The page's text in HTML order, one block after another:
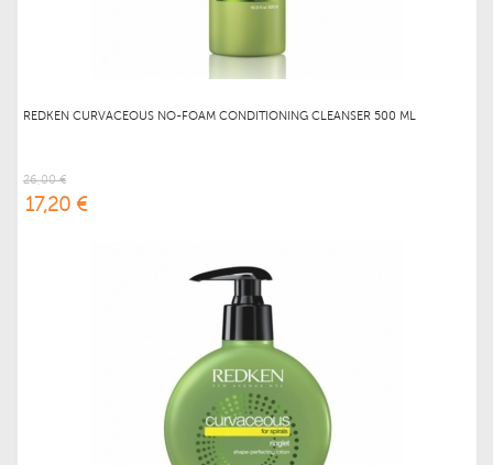
REDKEN CURVACEOUS NO-FOAM CONDITIONING CLEANSER 500 ML
26,00 €
17,20 €